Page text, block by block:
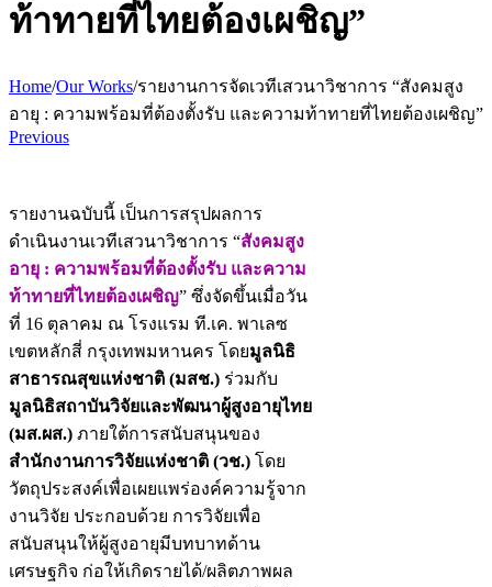
ท้าทายที่ไทยต้องเผชิญ”
Home/Our Works/รายงานการจัดเวทีเสวนาวิชาการ “สังคมสูง
อายุ : ความพร้อมที่ต้องตั้งรับ และความท้าทายที่ไทยต้องเผชิญ”
Previous
รายงานฉบับนี้ เป็นการสรุปผลการ
ดำเนินงานเวทีเสวนาวิชาการ “สังคมสูง
อายุ : ความพร้อมที่ต้องตั้งรับ และความ
ท้าทายที่ไทยต้องเผชิญ” ซึ่งจัดขึ้นเมื่อวัน
ที่ 16 ตุลาคม ณ โรงแรม ที.เค. พาเลซ
เขตหลักสี่ กรุงเทพมหานคร โดยมูลนิธิ
สาธารณสุขแห่งชาติ (มสช.) ร่วมกับ
มูลนิธิสถาบันวิจัยและพัฒนาผู้สูงอายุไทย
(มส.ผส.) ภายใต้การสนับสนุนของ
สำนักงานการวิจัยแห่งชาติ (วช.) โดย
วัตถุประสงค์เพื่อเผยแพร่องค์ความรู้จาก
งานวิจัย ประกอบด้วย การวิจัยเพื่อ
สนับสนุนให้ผู้สูงอายุมีบทบาทด้าน
เศรษฐกิจ ก่อให้เกิดรายได้/ผลิตภาพผล